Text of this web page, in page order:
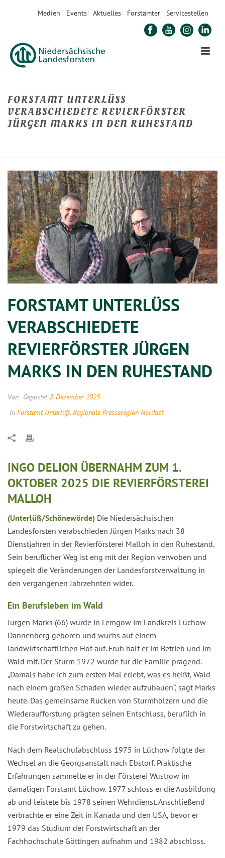
Medien Events Aktuelles Forstämter Servicestellen
FORSTAMT UNTERLÜSS V
ERABSCHIEDETE REVIERFÖRSTER J
ÜRGEN MARKS IN DEN RUHESTAND
FORSTAMT UNTERLÜSS V
ERABSCHIEDETE R
EVIERFÖRSTER JÜRGEN M
ARKS IN DEN RUHESTAND
Von Gepostet2. Dezember 2025
In Forstamt Unterlüß, Regionale Presseregion Nordost
INGO DELION ÜBERNAHM ZUM 1.
OKTOBER 2025 DIE REVIERFÖRSTEREI
MALLOH
(Unterlüß/Schönewörde) Die Niedersächsischen
Landesforsten verabschieden Jürgen Marks nach 38
Dienstjahren in der Revierförsterei Malloh in den Ruhestand.
Sein beruflicher Weg ist eng mit der Region verwoben und
spiegelt die Veränderungen der Landesforstverwaltung in
den vergangenen Jahrzehnten wider.
Ein Berufsleben im Wald
Jürgen Marks (66) wurde in Lemgow im Landkreis Lüchow-
Dannenberg geboren und wuchs auf einem
landwirtschaftlichen Hof auf. Früh half er im Betrieb und im
Wald mit. Der Sturm 1972 wurde für die Familie prägend.
„Damals habe ich zum ersten Mal erlebt, was es heißt, Wald
nach einem großen Schaden wieder aufzubauen“, sagt Marks
heute. Das gemeinsame Rücken von Sturmhölzern und die
Wiederaufforstung prägten seinen Entschluss, beruflich in
die Forstwirtschaft zu gehen.
Nach dem Realschulabschluss 1975 in Lüchow folgte der
Wechsel an die Georgsanstalt nach Ebstorf. Praktische
Erfahrungen sammelte er in der Försterei Wustrow im
damaligen Forstamt Lüchow. 1977 schloss er die Ausbildung
ab und leistete bis 1978 seinen Wehrdienst. Anschließend
verbrachte er eine Zeit in Kanada und den USA, bevor er
1979 das Studium der Forstwirtschaft an der
Fachhochschule Göttingen aufnahm und 1982 abschloss.